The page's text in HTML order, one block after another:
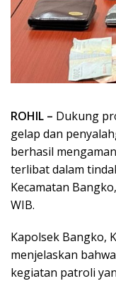
ROHIL – Dukung
gelap dan
berhasil
terlibat dalam
Kecamatan
WIB.
Kapolsek Bangko,
menjelaskan
kegiatan patroli